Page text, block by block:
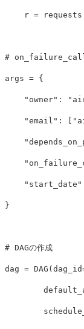
r = requests
args = {
"owner" :
"email" : [ "
"start_date"
}
dag = DAG (dag_id